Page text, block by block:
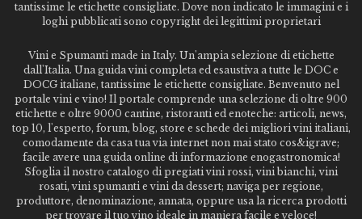
tantissime le etichette consigliate. Dove non indicato le immagini e i
loghi pubblicati sono copyright dei legittimi proprietari
Vini e Spumanti made in Italy. Un'ampia selezione di etichette
dall'Italia. Una guida vini completa ed esaustiva a tutte le DOC e
DOCG italiane, tantissime le etichette consigliate. Benvenuto nel
portale vini e vino! Il portale comprende una selezione di oltre 900
etichette e oltre 9000 cantine, ristoranti ed enoteche: articoli, news,
top 10, l'esperto, forum, blog, store e schede dei migliori vini italiani,
comodamente da casa tua via internet non mai stato cos&igrave;
facile avere una guida online di informazione enogastronomica!
Sfoglia il nostro catalogo di pregiati vini rossi, vini bianchi, vini
rosati, vini spumanti e vini da dessert; naviga per regione,
produttore, denominazione, annata, oppure usa la ricerca prodotti
per trovare il tuo vino ideale in maniera facile e veloce!